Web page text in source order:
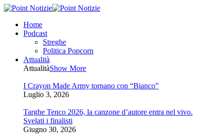
Home
Podcast
Streghe
Politica Popcorn
Attualità
AttualitàShow More
I Crayon Made Army tornano con “Bianco”
Luglio 3, 2026
Targhe Tenco 2026, la canzone d’autore entra nel vivo.
Svelati i finalisti
Giugno 30, 2026